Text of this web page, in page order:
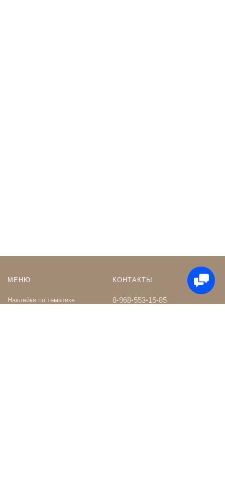
МЕНЮ
Наклейки по тематике
КОНТАКТЫ
8-968-553-15-85